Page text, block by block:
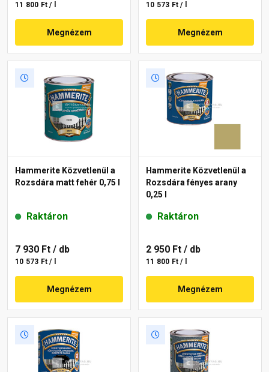
11 800 Ft / l
Megnézem
10 573 Ft / l
Megnézem
Hammerite Közvetlenül a
Rozsdára matt fehér 0,75 l
Raktáron
7 930 Ft / db
10 573 Ft / l
Megnézem
Hammerite Közvetlenül a
Rozsdára fényes arany
0,25 l
Raktáron
2 950 Ft / db
11 800 Ft / l
Megnézem